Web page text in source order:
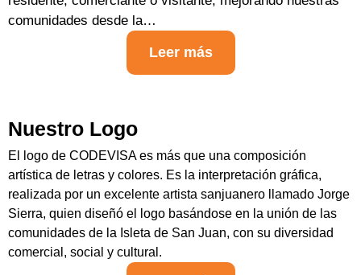
comunidades desde la…
Leer más
Nuestro Logo
El logo de CODEVISA es más que una composición
artística de letras y colores. Es la interpretación gráfica,
realizada por un excelente artista sanjuanero llamado Jorge
Sierra, quien diseñó el logo basándose en la unión de las
comunidades de la Isleta de San Juan, con su diversidad
comercial, social y cultural.